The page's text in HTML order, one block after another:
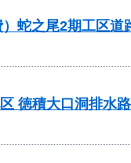
蛇之尾2期工区道
徳積大口洞排水